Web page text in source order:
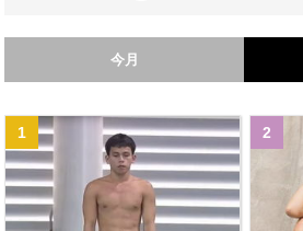
今月